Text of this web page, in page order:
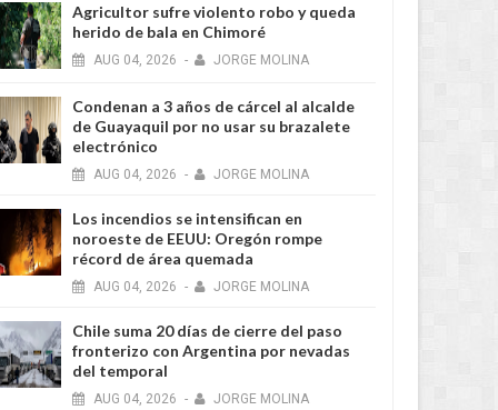
Agricultor sufre violento robo y queda
herido de bala en Chimoré
AUG 04, 2026 - JORGE MOLINA
Condenan a 3 años de cárcel al alcalde
de Guayaquil por no usar su brazalete
electrónico
AUG 04, 2026 - JORGE MOLINA
Los incendios se intensifican en
noroeste de EEUU: Oregón rompe
récord de área quemada
AUG 04, 2026 - JORGE MOLINA
Chile suma 20 días de cierre del paso
fronterizo con Argentina por nevadas
del temporal
AUG 04, 2026 - JORGE MOLINA